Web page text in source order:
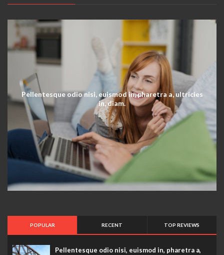
Pellentesque odio nisi, euismod in, pharetra a, ultricies
in, diam.
POPULAR RECENT TOP REVIEWS
Pellentesque odio nisi, euismod in, pharetra a,